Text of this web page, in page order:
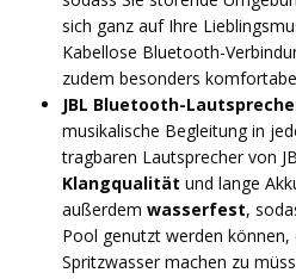
sich ganz auf Ihre
Kabellose Bluetooth-
zudem besonders
JBL Bluetooth-
musikalische Begleitung in
tragbaren Lautsprecher von
Klangqualität und lange
außerdem wasserfest,
Pool genutzt werden können,
Spritzwasser machen zu